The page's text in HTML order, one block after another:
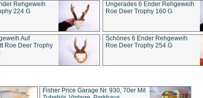
Rehgeweih
224 G
Ungerades 6 Ender Rehgeweih
Roe Deer Trophy 160 G
Auf
Roe Deer Trophy
Schönes 6 Ender Rehgeweih
Roe Deer Trophy 254 G
Fisher Price Garage Nr. 930, 70er Mit